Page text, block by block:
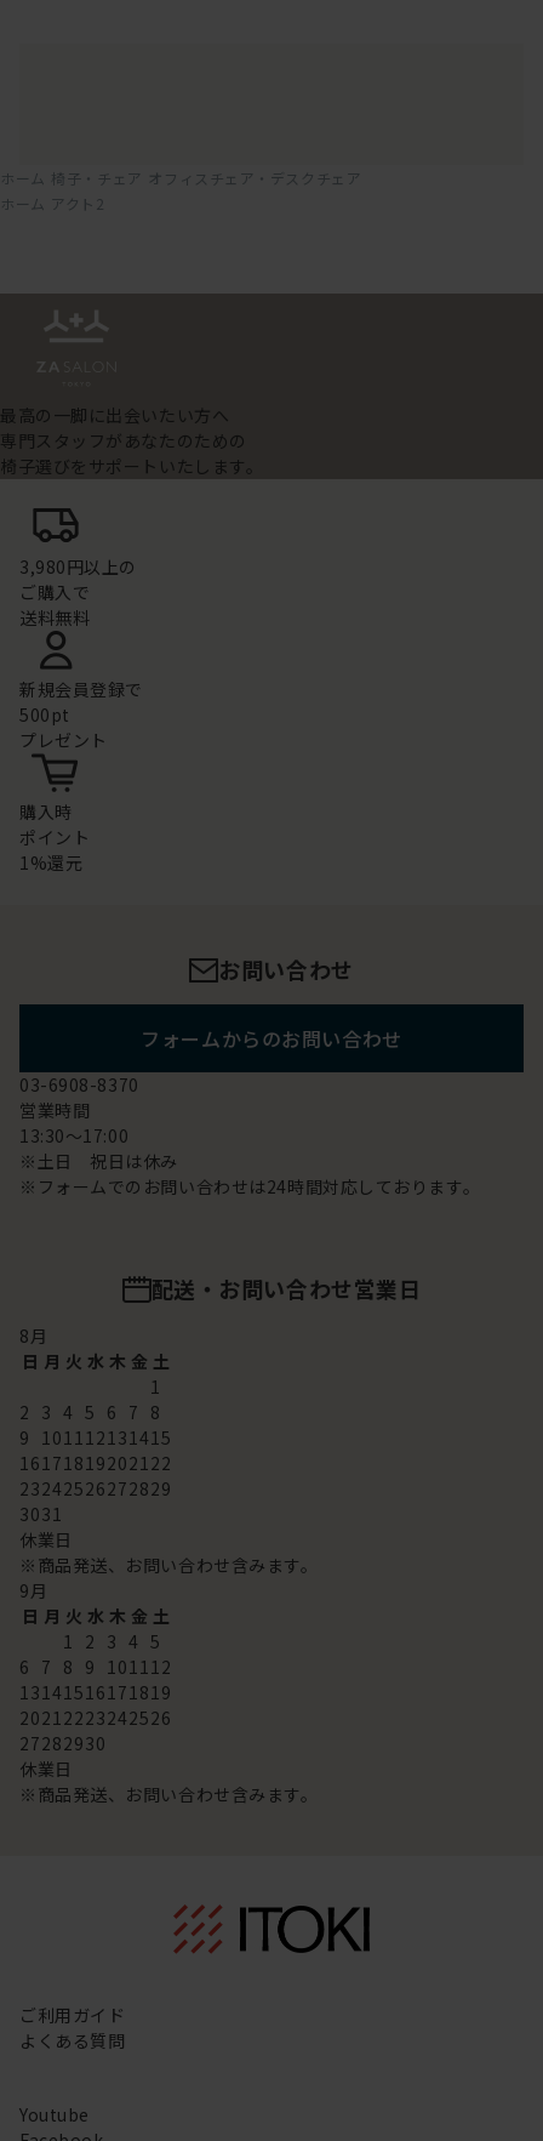
ホーム 椅子・チェア
オフィスチェア・デスクチェア
ホーム アクト2
最高の一脚に出会いたい方へ
専門スタッフがあなたのための
椅子選びをサポートいたします。
3,980円以上の
ご購入で
送料無料
新規会員登録で
500pt
プレゼント
購入時
ポイント
1%還元
お問い合わせ
フォームからのお問い合わせ
03-6908-8370
営業時間
13:30～17:00
※土日 祝日は休み
※フォームでのお問い合わせは24時間対応しております。
配送・お問い合わせ営業日
8月
日 月 火 水 木 金 土
1
2 3 4 5 6 7 8
9 101112131415
16171819202122
23242526272829
3031
休業日
※商品発送、お問い合わせ含みます。
9月
日 月 火 水 木 金 土
1 2 3 4 5
6 7 8 9 101112
13141516171819
20212223242526
27282930
休業日
※商品発送、お問い合わせ含みます。
ご利用ガイド
よくある質問
Youtube